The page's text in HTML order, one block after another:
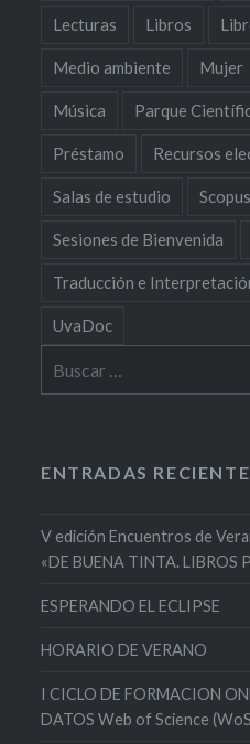
Lecturas Libros
Medio ambiente Mujer
Música Parque
Préstamo Recursos
Salas de estudio Scopus
Sesiones de Bienvenida
Traducción e
UvaDoc
ENTRADAS
V edición Encuentros de
«DE BUENA TINTA. LIBROS
ESPERANDO EL ECLIPSE
HORARIO DE VERANO
I CICLO DE FORMACION
DATOS Web of Science